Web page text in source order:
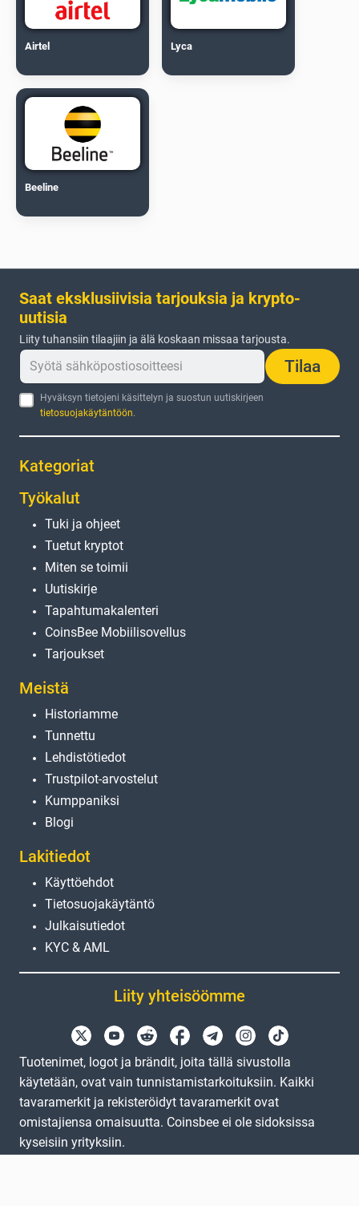
Airtel Lyca
Beeline
Saat eksklusiivisia tarjouksia ja krypto-
uutisia
Liity tuhansiin tilaajiin ja älä koskaan missaa tarjousta.
Tilaa
Hyväksyn tietojeni käsittelyn ja suostun uutiskirjeen
tietosuojakäytäntöön.
Kategoriat
Työkalut
Tuki ja ohjeet
Tuetut kryptot
Miten se toimii
Uutiskirje
Tapahtumakalenteri
CoinsBee Mobiilisovellus
Tarjoukset
Meistä
Historiamme
Tunnettu
Lehdistötiedot
Trustpilot-arvostelut
Kumppaniksi
Blogi
Lakitiedot
Käyttöehdot
Tietosuojakäytäntö
Julkaisutiedot
KYC & AML
Liity yhteisöömme
Tuotenimet, logot ja brändit, joita tällä sivustolla
käytetään, ovat vain tunnistamistarkoituksiin. Kaikki
tavaramerkit ja rekisteröidyt tavaramerkit ovat
omistajiensa omaisuutta. Coinsbee ei ole sidoksissa
kyseisiin yrityksiin.